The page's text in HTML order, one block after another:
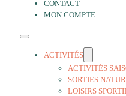
CONTACT
MON COMPTE
ACTIVITÉS
ACTIVITÉS
SORTIES
LOISIRS